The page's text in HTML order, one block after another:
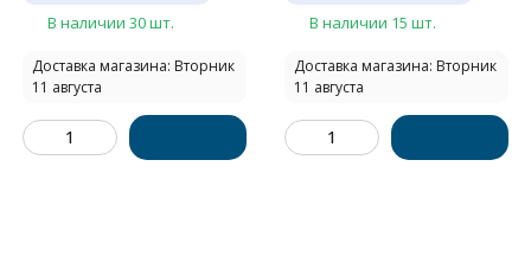
В наличии 30 шт.
Доставка магазина: Вторник
11 августа
В наличии 15 шт.
Доставка магазина: Вторник
11 августа